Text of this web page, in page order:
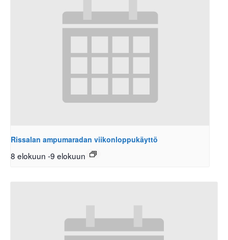
Rissalan ampumaradan viikonloppukäyttö
8 elokuun -9 elokuun